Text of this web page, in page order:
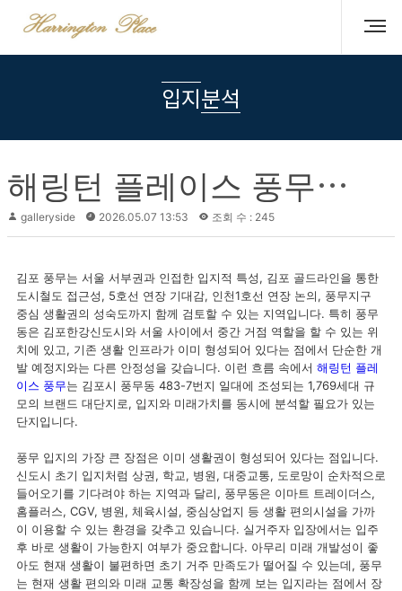
입지분석
해
링턴 플레이스 풍무, 김포 풍무의 교통 확장성과 10년 뒤 미래가치
galleryside 2026.05.07 13:53 조회 수 : 245
김포 풍무는 서울 서부권과 인접한 입지적 특성, 김포 골드라인을 통한
도시철도 접근성, 5호선 연장 기대감, 인천1호선 연장 논의, 풍무지구
중심 생활권의 성숙도까지 함께 검토할 수 있는 지역입니다. 특히 풍무
동은 김포한강신도시와 서울 사이에서 중간 거점 역할을 할 수 있는 위
치에 있고, 기존 생활 인프라가 이미 형성되어 있다는 점에서 단순한 개
발 예정지와는 다른 안정성을 갖습니다. 이런 흐름 속에서 해링턴 플레
이스 풍무는 김포시 풍무동 483-7번지 일대에 조성되는 1,769세대 규
모의 브랜드 대단지로, 입지와 미래가치를 동시에 분석할 필요가 있는
단지입니다.
풍무 입지의 가장 큰 장점은 이미 생활권이 형성되어 있다는 점입니다.
신도시 초기 입지처럼 상권, 학교, 병원, 대중교통, 도로망이 순차적으로
들어오기를 기다려야 하는 지역과 달리, 풍무동은 이마트 트레이더스,
홈플러스, CGV, 병원, 체육시설, 중심상업지 등 생활 편의시설을 가까
이 이용할 수 있는 환경을 갖추고 있습니다. 실거주자 입장에서는 입주
후 바로 생활이 가능한지 여부가 중요합니다. 아무리 미래 개발성이 좋
아도 현재 생활이 불편하면 초기 거주 만족도가 떨어질 수 있는데, 풍무
는 현재 생활 편의와 미래 교통 확장성을 함께 보는 입지라는 점에서 장